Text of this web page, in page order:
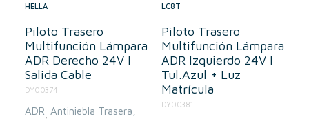
HELLA
Piloto Trasero
Multifunción Lámpara
ADR Derecho 24V I
Salida Cable
DY00374
ADR Antiniebla Trasera
LC8T
Piloto Trasero
Multifunción Lámpara
ADR Izquierdo 24V I
Tul.Azul + Luz
Matrícula
DY00381